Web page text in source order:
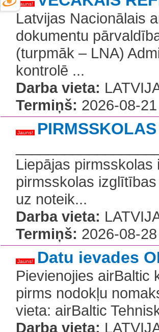
Jauns!
Latvijas Nacionālais
dokumentu
(turpmāk – LNA)
kontrolē ...
Darba vieta:
Termiņš: 2026-08-21
Jauns!
Liepājas pirmsskolas
pirmsskolas
uz noteik...
Darba vieta:
Termiņš: 2026-08-28
Jauns! Datu ievades
Pievienojies airBaltic
pirms nodokļu
vieta: airBaltic
Darba vieta: